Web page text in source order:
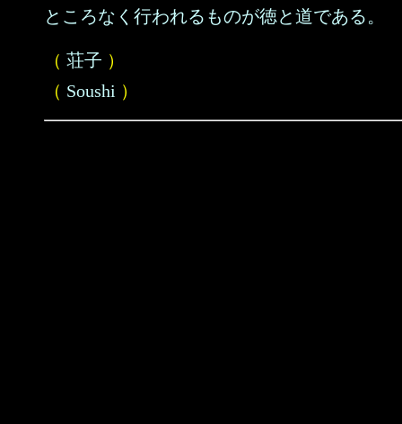
ところなく行われるものが徳と道である。
（ 荘子 ）
（ Soushi ）